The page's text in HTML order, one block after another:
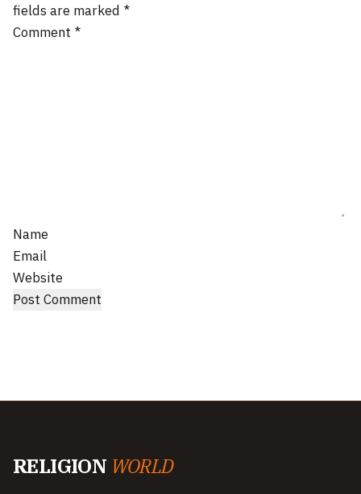
fields are marked *
Comment *
Name
Email
Website
RELIGION WORLD